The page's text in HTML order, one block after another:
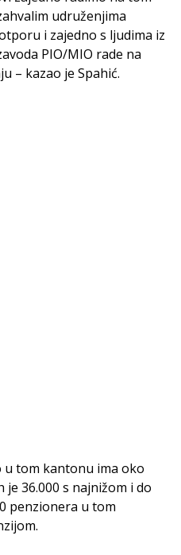
udruženjima
i zajedno s ljudima iz
PIO/MIO rade na
– kazao je Spahić.
tom kantonu ima oko
36.000 s najnižom i do
penzionera u tom